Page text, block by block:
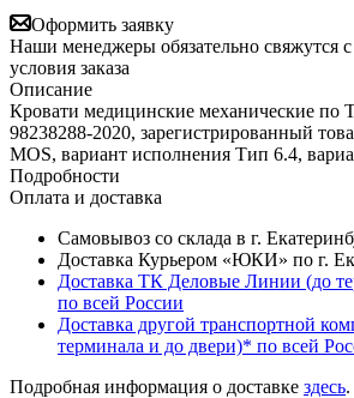
Оформить заявку
Наши менеджеры обязательно свяжутся
условия заказа
Описание
Кровати медицинские механические по
98238288-2020, зарегистрированный
MOS, вариант исполнения Тип 6.4,
Подробности
Оплата и доставка
Самовывоз со склада в г.
Доставка Курьером «ЮКИ» по г.
Доставка ТК Деловые Линии (до
по всей России
Доставка другой транспортной
терминала и до двери)* по всей
Подробная информация о доставке здесь.